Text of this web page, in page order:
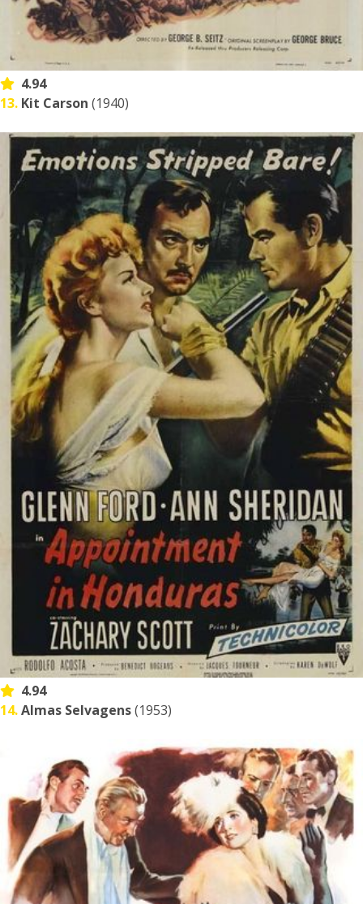
4.94
13. Kit Carson (1940)
4.94
14.Almas Selvagens(1953)